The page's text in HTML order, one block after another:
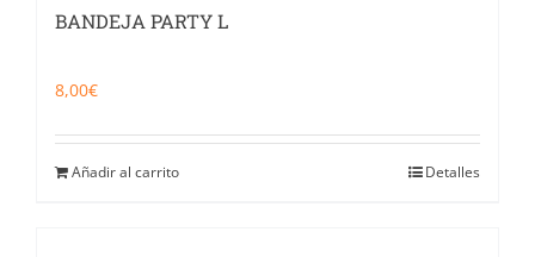
BANDEJA PARTY L
8,00€
Añadir al carrito Detalles